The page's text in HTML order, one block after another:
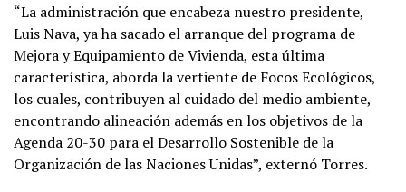
“La administración que encabeza nuestro presidente,
Luis Nava, ya ha sacado el arranque del programa de
Mejora y Equipamiento de Vivienda, esta última
característica, aborda la vertiente de Focos Ecológicos,
los cuales, contribuyen al cuidado del medio ambiente,
encontrando alineación además en los objetivos de la
Agenda 20-30 para el Desarrollo Sostenible de la
Organización de las Naciones Unidas”, externó Torres.